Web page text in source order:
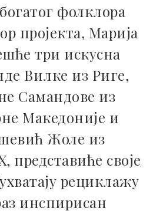
фолклора
пројекта, Марија
три искусна
Вилке из Риге,
Самандове из
Македоније и
Жоле из
представиће своје
рециклажу
инспирисан